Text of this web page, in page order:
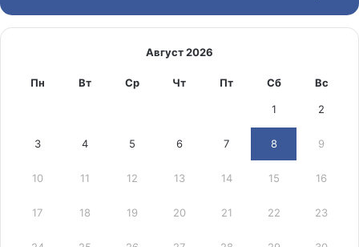
Август 2026
Пн Вт Ср Чт Пт Сб Вс
1 2
3 4 5 6 7 8 9
10 11 12 13 14 15 16
17 18 19 20 21 22 23